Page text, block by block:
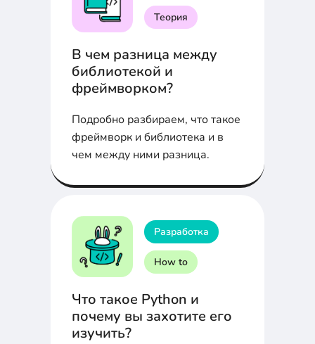
Теория
В чем разница между
библиотекой и
фреймворком?
Подробно разбираем, что такое
фреймворк и библиотека и в
чем между ними разница.
Разработка
How to
Что такое Python и
почему вы захотите его
изучить?